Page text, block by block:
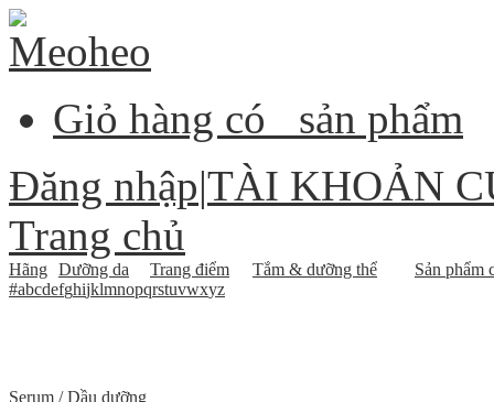
Giỏ hàng có
sản phẩm
Đăng nhập|TÀI KHOẢN
Trang chủ
Hãng Dưỡng da Trang điểm Tắm & dưỡng thể
Sản phẩm
#abcdefghijklmnopqrstuvwxyz
Serum / Dầu dưỡng